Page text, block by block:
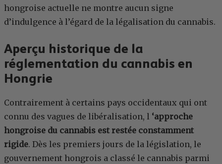
hongroise actuelle ne montre aucun signe
d’indulgence à l’égard de la légalisation du cannabis.
Aperçu historique de la
réglementation du cannabis en
Hongrie
Contrairement à certains pays occidentaux qui ont
connu des vagues de libéralisation, l ‘approche
hongroise du cannabis est restée constamment
rigide. Dès les premiers jours de la législation, le
gouvernement hongrois a classé le cannabis parmi